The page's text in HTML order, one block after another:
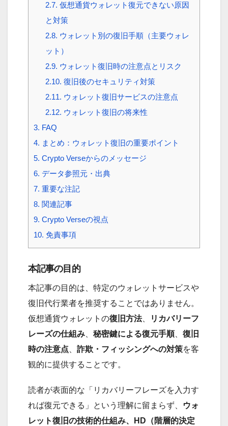
2.7. 仮想通貨ウォレット復元できない原因
と対策
2.8. ウォレット別の復旧手順（主要ウォレ
ット）
2.9. ウォレット復旧時の注意点とリスク
2.10. 復旧後のセキュリティ対策
2.11. ウォレット復旧サービスの注意点
2.12. ウォレット復旧の将来性
3. FAQ
4. まとめ：ウォレット復旧の重要ポイント
5. Crypto Verseからのメッセージ
6. データ参照元・出典
7. 重要な注記
8. 関連記事
9. Crypto Verseの視点
10. 免責事項
本記事の目的
本記事の目的は、特定のウォレットサービスや
復旧代行業者を推奨することではありません。
仮想通貨ウォレットの復旧方法、
リカバリーフ
レーズの仕組み
秘密鍵による復元手順、 復旧
時の注意点
詐欺・フィッシングへの対策を客
観的に提供することです。
読者が表面的な「リカバリーフレーズを入力す
れば復元できる」という理解に留まらず、
ウォ
レット復旧の技術的仕組み、HD（階層的決定